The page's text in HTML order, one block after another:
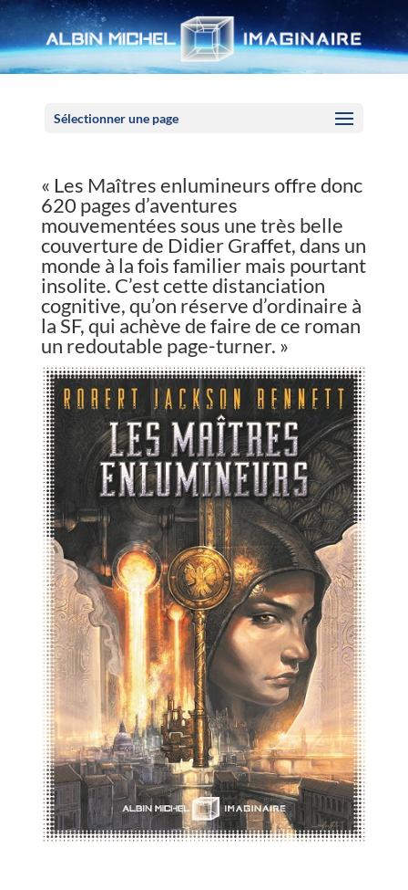
Sélectionner une page
« Les Maîtres enlumineurs offre donc
620 pages d’aventures
mouvementées sous une très belle
couverture de Didier Graffet, dans un
monde à la fois familier mais pourtant
insolite. C’est cette distanciation
cognitive, qu’on réserve d’ordinaire à
la SF, qui achève de faire de ce roman
un redoutable page-turner. »
Panneau de gestion des cookies